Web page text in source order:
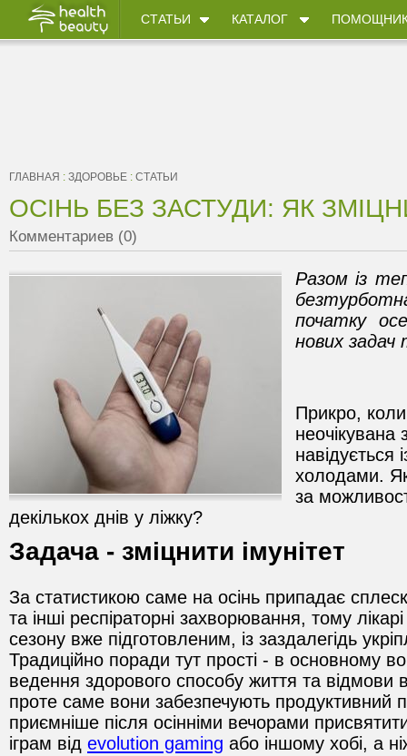
СТАТЬИ КАТАЛОГ
ГЛАВНАЯ : ЗДОРОВЬЕ : СТАТЬИ
ОСІНЬ БЕЗ ЗАСТУДИ: ЯК
Комментариев (0)
Разом із
початку
нових задач
Прикро,
неочікувана
навідується
холодами.
за
декількох днів у ліжку?
Задача - зміцнити імунітет
За статистикою саме на осінь припадає
та інші респіраторні захворювання, тому
сезону вже підготовленим, із заздалегідь
Традиційно поради тут прості - в основному
ведення здорового способу життя та відмови
проте саме вони забезпечують продуктивний
приємніше після осінніми вечорами
іграм від evolution gaming або іншому хобі, а